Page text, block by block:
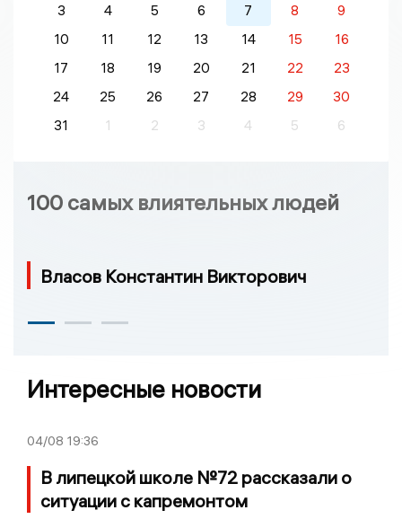
3
4 5 6 7 8
9
10
11 12 13 14 15
16
17
18 19 20 21 22
23
24
25 26 27 28 29
30
31
1 2 3 4 5 6
100 самых влиятельных людей
Власов Константин Викторович
Интересные новости
04/08 19:36
В липецкой школе №72 рассказали о
ситуации с капремонтом